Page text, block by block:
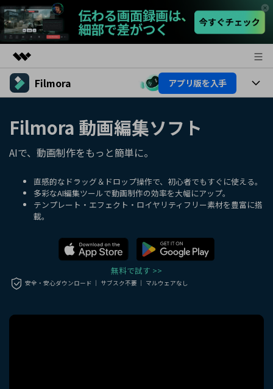
製品
ユーティリティ
概要
ソリューション
サポート
Filmora アプリ版を入手
AI機能
AIヒント
活用法
Filmoraのユーザー層
動画編集関連知識
動画編集のコツ
カスタマーサポート
ブランド紹介
購入する ログイン
Filmora 動画編集ソフト
AIで、動画制作をもっと簡単に。
直感的なドラッグ＆ドロップ操作で、初心者でもすぐに使える。
多彩なAI編集ツールで動画制作の効率を大幅にアップ。
テンプレート・エフェクト・ロイヤリティフリー素材を豊富に搭
載。
無料で試す >>
安全・安心ダウンロード ｜ サブスク不要 ｜ マルウェアなし